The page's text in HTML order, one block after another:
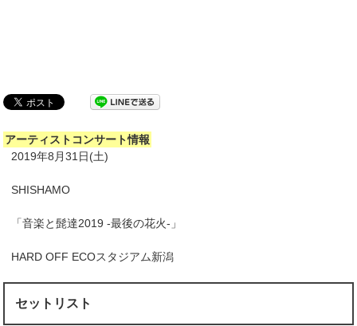
アーティストコンサート情報
2019年8月31日(土)
SHISHAMO
「音楽と髭達2019 -最後の花火-」
HARD OFF ECOスタジアム新潟
セットリスト